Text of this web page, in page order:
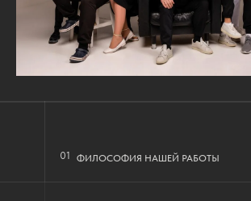
ФИЛОСОФИЯ НАШЕЙ РАБОТЫ
01